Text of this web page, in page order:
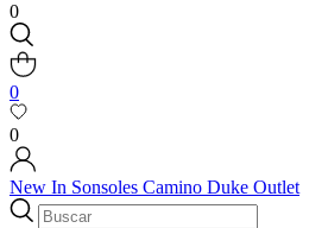
0
0
0
New In Sonsoles Camino Duke Outlet